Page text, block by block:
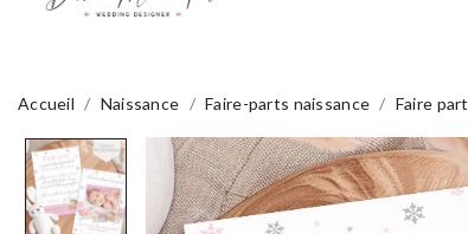
Accueil Naissance Faire-parts naissance Faire